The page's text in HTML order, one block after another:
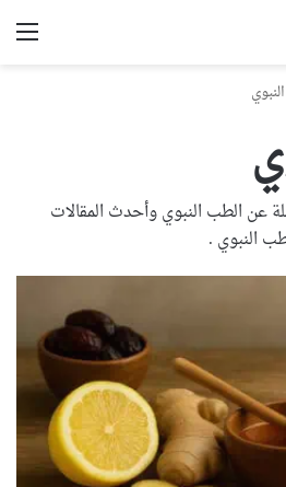
الطب النبوي وأحدث المقالات
النبوي .